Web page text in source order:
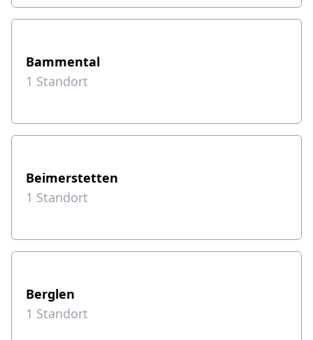
Bammental
1 Standort
Beimerstetten
1 Standort
Berglen
1 Standort